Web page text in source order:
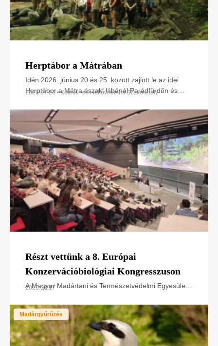
Herptábor a Mátrában
Idén 2026. június 20.és 25. között zajlott le az idei
Herptábor a Mátra északi lábánál Parádfürdőn és
2026.07.23 • Kétéltű- és Hüllővédelmi Szakosztály
Részt vettünk a 8. Európai
Konzervációbiológiai Kongresszuson
A Magyar Madártani és Természetvédelmi Egyesület
tapasztalatait mutatta be az European Congress of
2026.07.17
Madárgyűrűzés